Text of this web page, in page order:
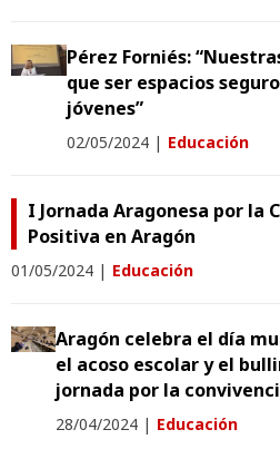
Pérez Forniés:
que ser espacios
jóvenes”
02/05/2024 | Educación
I Jornada Aragonesa por la
Positiva en Aragón
01/05/2024 | Educación
Aragón celebra el día
el acoso escolar y el
jornada por la
28/04/2024 | Educación